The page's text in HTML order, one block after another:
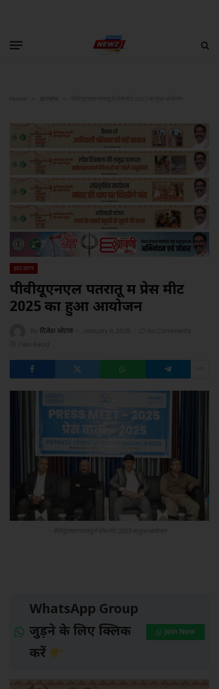
Home
झारखण्ड
पीवीयूएनएल पतरातू में प्रेस मीट
2025 का हुआ आयोजन
By दिनेश ओरांव January 6, 2025
No Comments
1 Min Read
पीवीयूएनएल पतरातू में प्रेस मीट 2025 का हुआ आयोजन
WhatsApp Group
जुड़ने के लिए क्लिक
करें
Join Now